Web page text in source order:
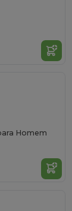
Homem